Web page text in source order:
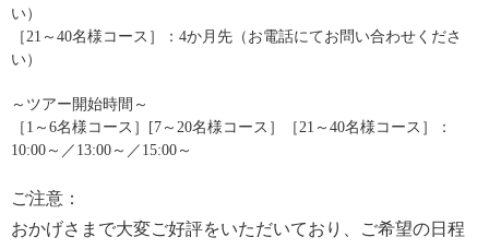
い）
［21～40名様コース］：4か月先（お電話にてお問い合わせくださ
い）
～ツアー開始時間～
［1～6名様コース］[7～20名様コース］［21～40名様コース］：
10:00～／13:00～／15:00～
ご注意：
おかげさまで大変ご好評をいただいており、ご希望の日程